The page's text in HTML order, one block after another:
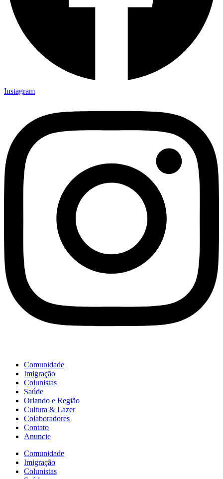
Instagram
Comunidade
Imigração
Colunistas
Saúde
Orlando e Região
Cultura & Lazer
Colaboradores
Contato
Anuncie
Comunidade
Imigração
Colunistas